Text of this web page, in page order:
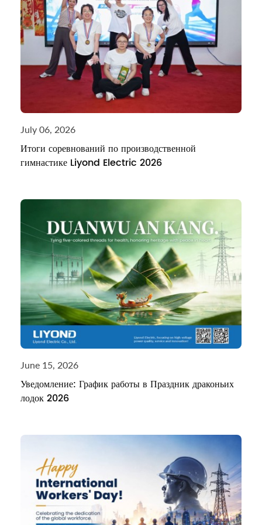
July 06, 2026
Итоги соревнований по производственной
гимнастике Liyond Electric 2026
June 15, 2026
Уведомление: График работы в Праздник драконьих
лодок 2026